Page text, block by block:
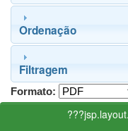
Ordenação
Filtragem
Formato: